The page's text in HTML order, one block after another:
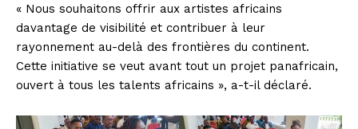
« Nous souhaitons offrir aux artistes africains
davantage de visibilité et contribuer à leur
rayonnement au-delà des frontières du continent.
Cette initiative se veut avant tout un projet panafricain,
ouvert à tous les talents africains », a-t-il déclaré.